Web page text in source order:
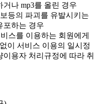
나 mp3를 올린 경우
등의 파괴를 유발시키는
포하는 경우
스를 이용하는 회원에게
이 서비스 이용의 일시정
용자 처리규정에 따라 취